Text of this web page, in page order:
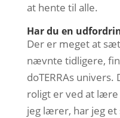
at hente til alle.
Har du en
Der er meget at
nævnte tidligere,
doTERRAs
roligt er ved at
jeg lærer, har jeg